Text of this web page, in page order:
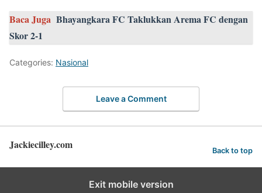
Baca Juga Bhayangkara FC Taklukkan Arema FC dengan
Skor 2-1
Categories: Nasional
Leave a Comment
Jackiecilley.com Back to top
Exit mobile version